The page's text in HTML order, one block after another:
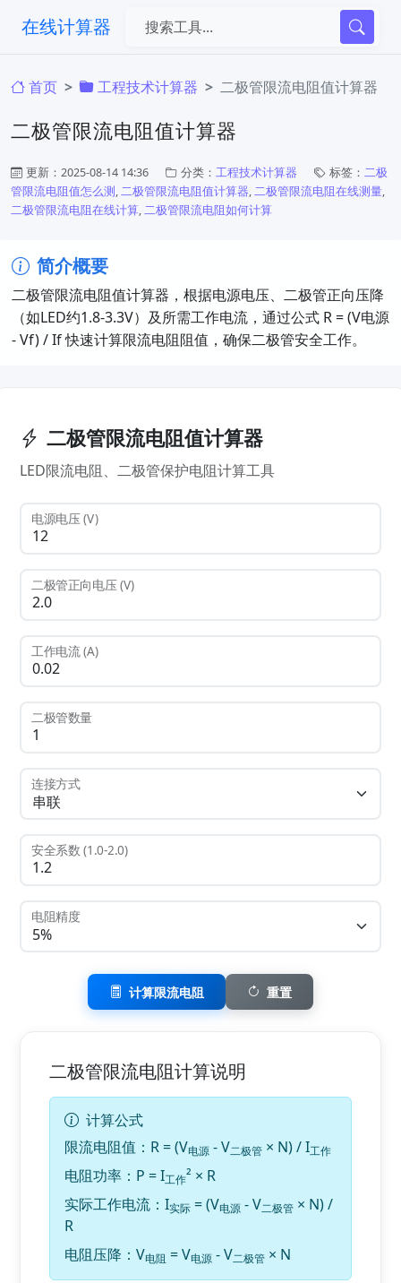
在线计算器
首页 工程技术计算器 二极管限流电阻值计算器
二极管限流电阻值计算器
更新：2025-08-14 14:36 分类： 工程技术计算器 标签： 二极
管限流电阻值怎么测,二极管限流电阻值计算器,二极管限流电阻在线测量,
二极管限流电阻在线计算,二极管限流电阻如何计算
简介概要
二极管限流电阻值计算器，根据电源电压、二极管正向压降
（如LED约1.8-3.3V）及所需工作电流，通过公式 R = (V电源
- Vf) / If 快速计算限流电阻阻值，确保二极管安全工作。
二极管限流电阻值计算器
LED限流电阻、二极管保护电阻计算工具
电源电压 (V)
二极管正向电压 (V)
工作电流 (A)
二极管数量
连接方式
安全系数 (1.0-2.0)
电阻精度
计算限流电阻 重置
二极管限流电阻计算说明
计算公式
限流电阻值：R = (V电源 - V二极管 × N) / I工作
电阻功率：P = I工作² × R
实际工作电流：I实际 = (V电源 - V二极管 × N) /
R
电阻压降：V电阻 = V电源 - V二极管 × N